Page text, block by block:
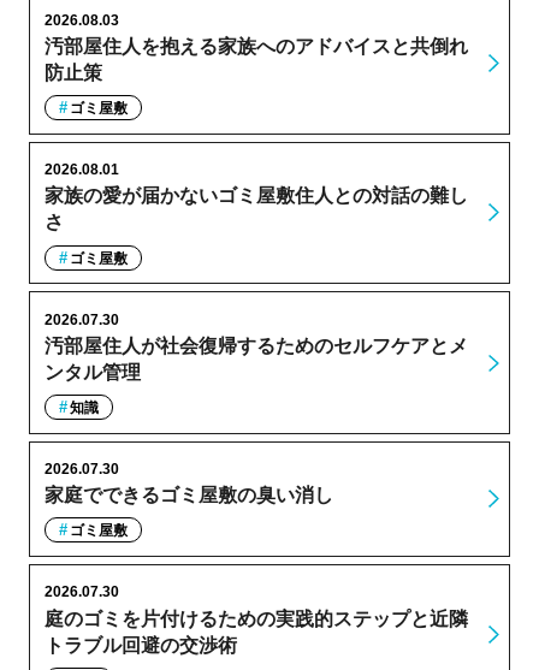
汚部屋住人を抱える家族へのアドバイスと共倒れ
防止策
2026.08.03
ゴミ屋敷
家族の愛が届かないゴミ屋敷住人との対話の難し
さ
2026.08.01
ゴミ屋敷
汚部屋住人が社会復帰するためのセルフケアとメ
ンタル管理
2026.07.30
知識
家庭でできるゴミ屋敷の臭い消し
2026.07.30
ゴミ屋敷
庭のゴミを片付けるための実践的ステップと近隣
トラブル回避の交渉術
2026.07.30